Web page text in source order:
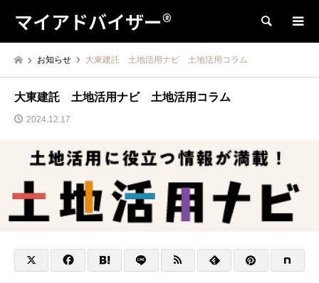
マイアドバイザー® 検索
お知らせ 大東建託 土地活用ナビ 土地活用コラム
大東建託 土地活用ナビ 土地活用コラム
2024.12.17